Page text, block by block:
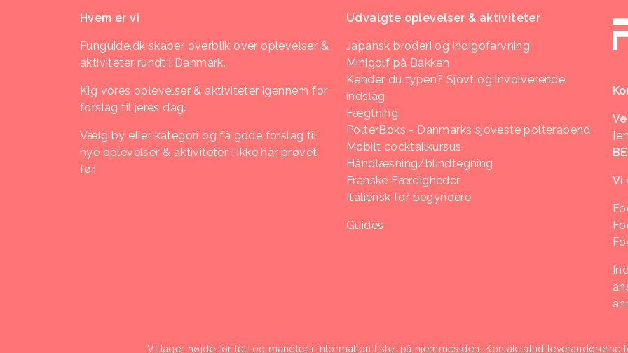
Hvem er vi
Funguide.dk skaber overblik over oplevelser &
aktiviteter rundt i Danmark.
Kig vores oplevelser & aktiviteter igennem for
forslag til jeres dag.
Vælg by eller kategori og få gode forslag til
nye oplevelser & aktiviteter I ikke har prøvet
før.
Udvalgte oplevelser & aktiviteter
Japansk broderi og indigofarvning
Minigolf på Bakken
Kender du typen? Sjovt og involverende
indslag
Fægtning
PolterBoks - Danmarks sjoveste polterabend
Mobilt cocktailkursus
Håndlæsning/blindtegning
Franske Færdigheder
Italiensk for begyndere
Guides
Vi
Vi tager højde for fejl og mangler i information listet på hjemmesiden. Kontakt altid